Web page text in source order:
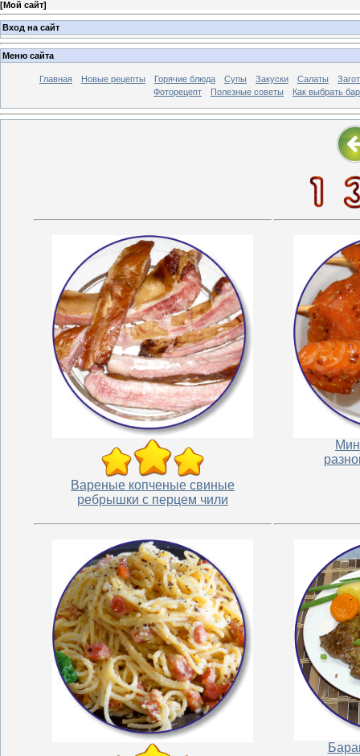
[Мой сайт]
Вход на сайт
Меню сайта
Главная Новые рецепты Горячие блюда Супы Закуски Салаты
Фоторецепт
Полезные советы Как выбрать
Вареные копченые свиные
ребрышки с перцем чили